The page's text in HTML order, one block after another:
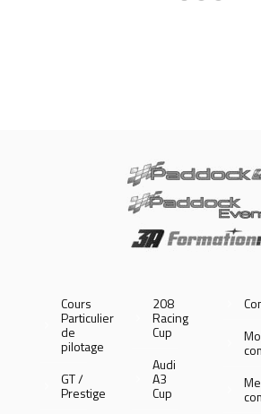
Cours
Particulier
de
pilotage
GT /
Prestige
208
Racing
Cup
Audi
A3
Cup